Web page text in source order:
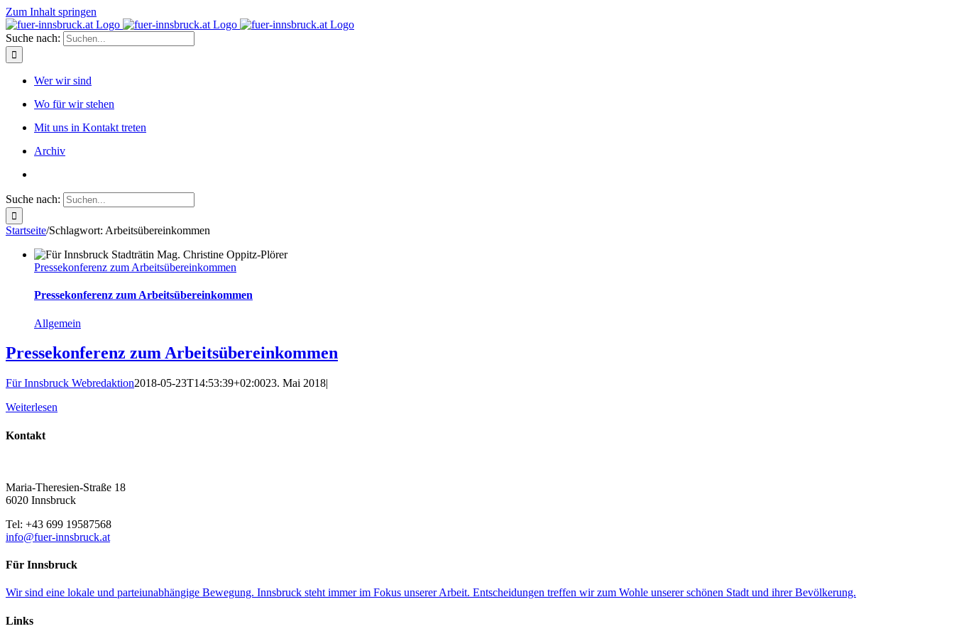
Zum Inhalt springen
Suche nach:
Wer wir sind
Wo für wir stehen
Mit uns in Kontakt treten
Archiv
Suche nach:
Startseite/Schlagwort: Arbeitsübereinkommen
Pressekonferenz zum Arbeitsübereinkommen
Pressekonferenz zum Arbeitsübereinkommen
Allgemein
Pressekonferenz zum Arbeitsübereinkommen
Für Innsbruck Webredaktion2018-05-23T14:53:39+02:0023. Mai 2018|
Weiterlesen
Kontakt
Maria-Theresien-Straße 18
6020 Innsbruck
Tel: +43 699 19587568
info@fuer-innsbruck.at
Für Innsbruck
Wir sind eine lokale und parteiunabhängige Bewegung. Innsbruck steht immer im Fokus unserer Arbeit. Entscheidungen treffen wir zum Wohle unserer schönen Stadt und ihrer Bevölkerung.
Links